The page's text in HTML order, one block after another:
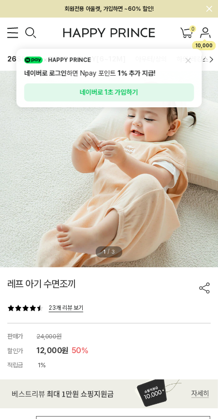
멤버십 최대 28,000원 혜택
0
10,000
26SS 신상 BEST BABY[6~12M] 하의/레깅스
1 / 3
레프 아기 수면조끼
23개 리뷰 보기
판매가
24,000원
할인가
12,000원 50%
적립금 1%
HAPPY PRINCE
네이버로 로그인하면 Npay 포인트1%추가 지급!
네이버로 1초 가입하기